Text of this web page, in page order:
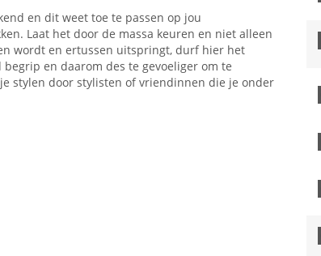
en dit weet toe te passen op jou
Laat het door de massa keuren en niet alleen
wordt en ertussen uitspringt, durf hier het
en daarom des te gevoeliger om te
stylen door stylisten of vriendinnen die je onder